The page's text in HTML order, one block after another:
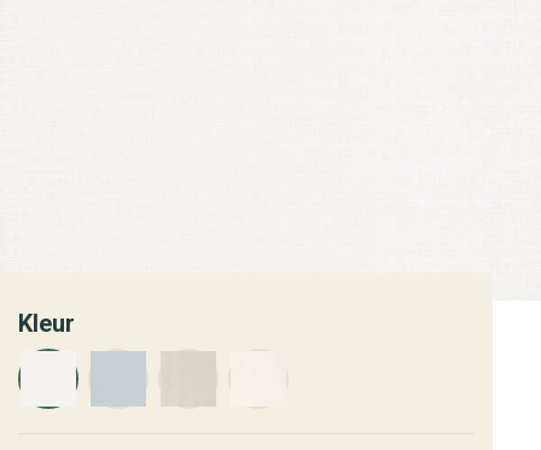
Kleur